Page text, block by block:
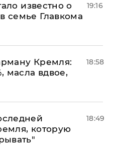
известно о
семье Главкома
19:16
Кремля:
масла вдвое,
18:58
которую
18:49